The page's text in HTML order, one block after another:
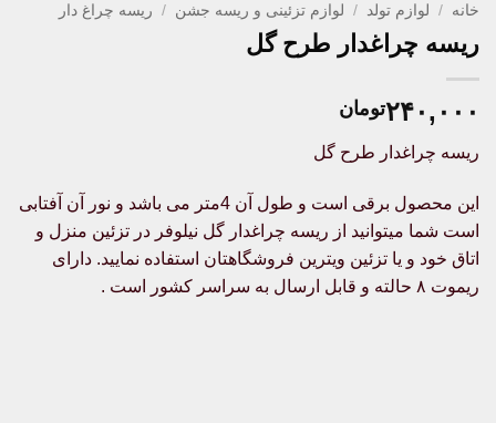
خانه / لوازم تولد / لوازم تزئینی و ریسه جشن / ریسه چراغ دار
ریسه چراغدار طرح گل
۲۴۰,۰۰۰تومان
ریسه چراغدار طرح گل
این محصول برقی است و طول آن 4متر می باشد و نور آن آفتابی
است شما میتوانید از ریسه چراغدار گل نیلوفر در تزئین منزل و
اتاق خود و یا تزئین ویترین فروشگاهتان استفاده نمایید. دارای
ریموت ۸ حالته و قابل ارسال به سراسر کشور است .